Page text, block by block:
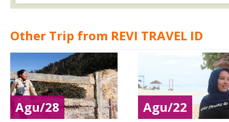
Other Trip from REVI TRAVEL ID
Agu/28 Agu/22